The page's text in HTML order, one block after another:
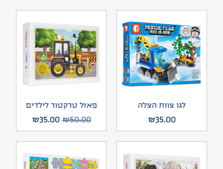
לגו צוות הצלה
₪35.00
פאזל טרקטור לילדים
₪50.00
₪35.00